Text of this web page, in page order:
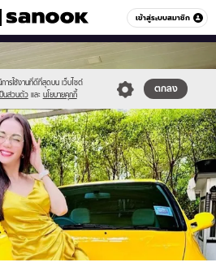
เข้าสู่ระบบสมาชิก
หมวดอื่นๆ
ารใช้งานที่ดีที่สุดบน เว็บไซต์
ป็นส่วนตัว และ นโยบายคุกกี้
ตกลง
logo-
8670066/oom.jpg